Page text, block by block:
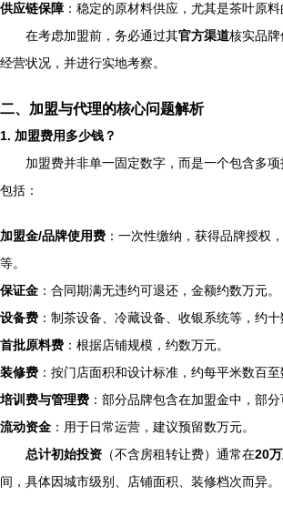
供应链保障 ：稳定的原材料供应，尤其是茶叶原料
在考虑加盟前，务必通过其官方渠道核实品
经营状况，并进行实地考察。
二、加盟与代理的核心问题解析
1. 加盟费用多少钱？
加盟费并非单一固定数字，而是一个包含多
包括：
加盟金/品牌使用费 ：一次性缴纳，获得品牌授权
等。
保证金 ：合同期满无违约可退还，金额约数万元。
设备费 ：制茶设备、冷藏设备、收银系统等，约十
首批原料费 ：根据店铺规模，约数万元。
装修费 ：按门店面积和设计标准，约每平米数百至
培训费与管理费 ：部分品牌包含在加盟金中，部分
流动资金 ：用于日常运营，建议预留数万元。
总计初始投资 （不含房租转让费）通常在20
间，具体因城市级别、店铺面积、装修档次而异。